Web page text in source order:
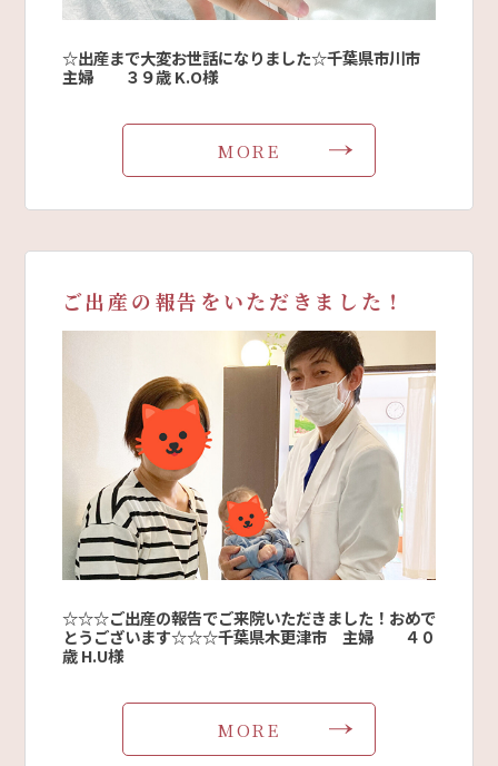
☆出産まで大変お世話になりました☆千葉県市川市
主婦 ３９歳 K.O様
MORE
ご出産の報告をいただきました！
☆☆☆ご出産の報告でご来院いただきました！おめで
とうございます☆☆☆千葉県木更津市 主婦 ４０
歳 H.U様
MORE